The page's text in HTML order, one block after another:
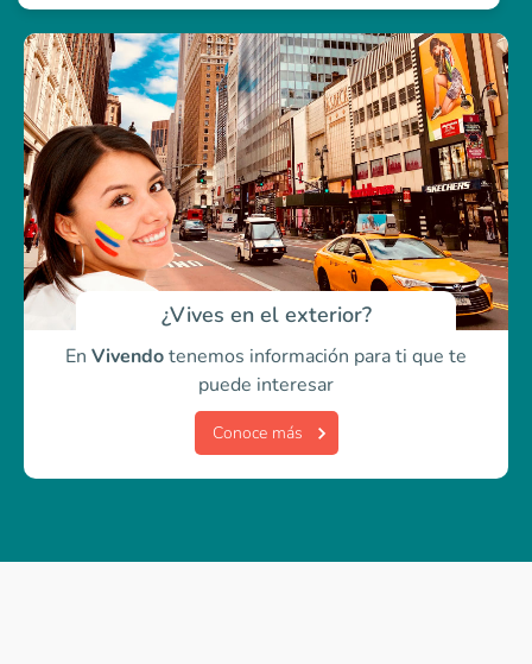
¿Vives en el exterior?
En Vivendotenemos información para ti que te
puede interesar
Conoce más